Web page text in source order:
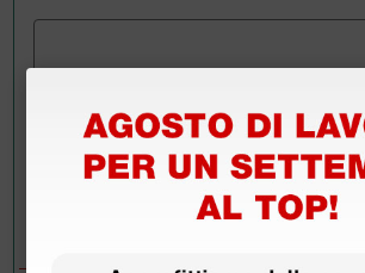
Invia la tua domanda